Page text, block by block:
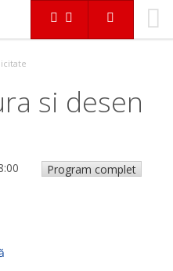
si desen
Program complet